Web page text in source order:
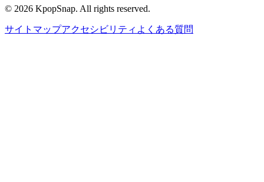
© 2026 KpopSnap. All rights reserved.
サイトマップアクセシビリティ よくある質問